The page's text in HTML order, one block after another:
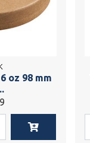
oz 98 mm